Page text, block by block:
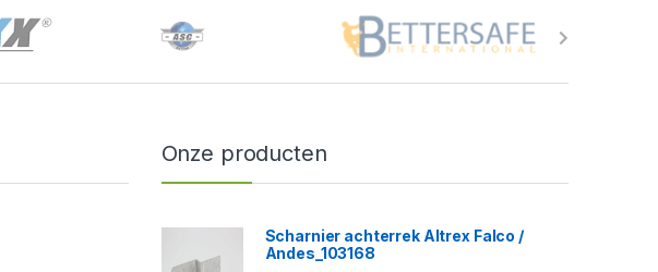
Onze producten
Scharnier achterrek Altrex Falco /
Andes_103168